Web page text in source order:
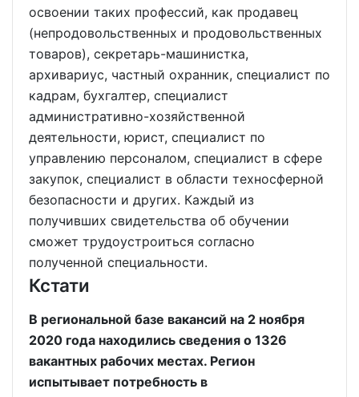
освоении таких профессий, как продавец
(непродовольственных и продовольственных
товаров), секретарь-машинистка,
архивариус, частный охранник, специалист по
кадрам, бухгалтер, специалист
административно-хозяйственной
деятельности, юрист, специалист по
управлению персоналом, специалист в сфере
закупок, специалист в области техносферной
безопасности и других. Каждый из
получивших свидетельства об обучении
сможет трудоустроиться согласно
полученной специальности.
Кстати
В региональной базе вакансий на 2 ноября
2020 года находились сведения о 1326
вакантных рабочих местах. Регион
испытывает потребность в